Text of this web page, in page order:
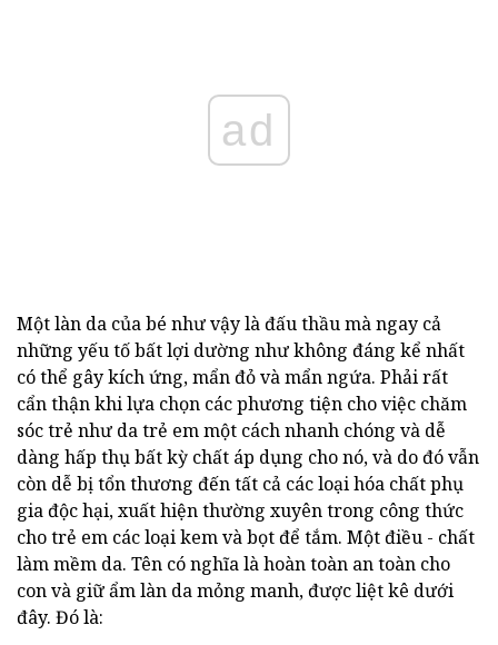
ad
Một làn da của bé như vậy là đấu thầu mà ngay cả
những yếu tố bất lợi dường như không đáng kể nhất
có thể gây kích ứng, mẩn đỏ và mẩn ngứa. Phải rất
cẩn thận khi lựa chọn các phương tiện cho việc chăm
sóc trẻ như da trẻ em một cách nhanh chóng và dễ
dàng hấp thụ bất kỳ chất áp dụng cho nó, và do đó vẫn
còn dễ bị tổn thương đến tất cả các loại hóa chất phụ
gia độc hại, xuất hiện thường xuyên trong công thức
cho trẻ em các loại kem và bọt để tắm. Một điều - chất
làm mềm da. Tên có nghĩa là hoàn toàn an toàn cho
con và giữ ẩm làn da mỏng manh, được liệt kê dưới
đây. Đó là: